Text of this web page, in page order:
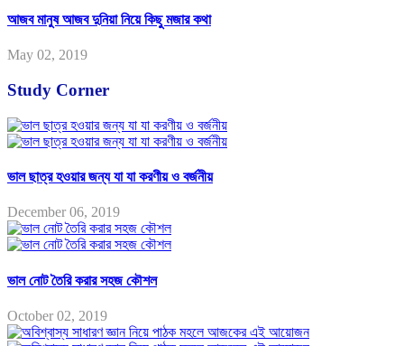
আজব মানুষ আজব দুনিয়া নিয়ে কিছু মজার কথা
May 02, 2019
Study Corner
ভাল ছাত্র হওয়ার জন্য যা যা করণীয় ও বর্জনীয়
December 06, 2019
ভাল নোট তৈরি করার সহজ কৌশল
October 02, 2019